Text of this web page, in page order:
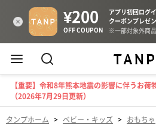
【重要】令和8年熊本地震の影響に伴うお
（2026年7月29日更新）
タンプホーム > ベビー・キッズ > おもちゃ